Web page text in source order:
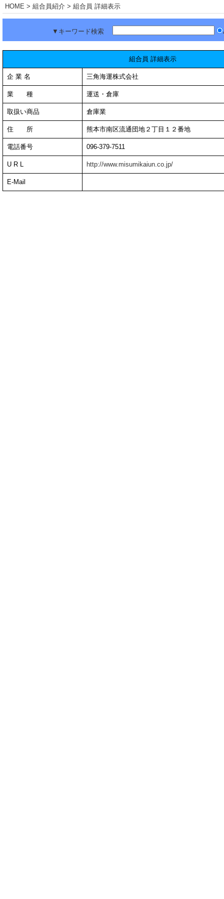
HOME > 組合員紹介 > 組合員 詳細表示
▼キーワード検索
組合員 詳細表示
企 業 名 三角海運株式会社
業 種 運送・倉庫
取扱い商品 倉庫業
住 所 熊本市南区流通団地２丁目１２番地
電話番号 096-379-7511
U R L http://www.misumikaiun.co.jp/
E-Mail